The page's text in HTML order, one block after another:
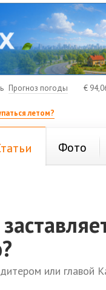
Прогноз погоды €
летом?
Фото
или главой